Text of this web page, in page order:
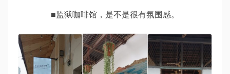
■监狱咖啡馆，是不是很有氛围感。